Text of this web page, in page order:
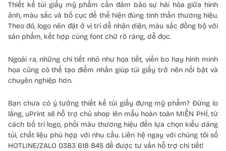
Thiết kế túi giấy mỹ phẩm cần đảm bảo sự hài hòa giữa hình
ảnh, màu sắc và bố cục để thể hiện đúng tinh thần thương hiệu.
Theo đó, logo nên đặt ở vị trí dễ nhận diện, màu sắc đồng bộ với
sản phẩm, kết hợp cùng font chữ rõ ràng, dễ đọc.
Ngoài ra, những chi tiết nhỏ như họa tiết, viền bo hay hình minh
họa cũng có thể tạo điểm nhấn giúp túi giấy trở nên nổi bật và
chuyên nghiệp hơn.
Bạn chưa có ý tưởng thiết kế túi giấy đựng mỹ phẩm? Đừng lo
lắng, uPrint sẽ hỗ trợ chủ shop lên mẫu hoàn toàn MIỄN PHÍ, từ
cách bố trí logo, phối màu thương hiệu đến lựa chọn kiểu dáng
túi, chất liệu phù hợp với nhu cầu. Liên hệ ngay với chúng tôi số
HOTLINE/ZALO 0383 618 845 để được tư vấn hỗ trợ chi tiết!